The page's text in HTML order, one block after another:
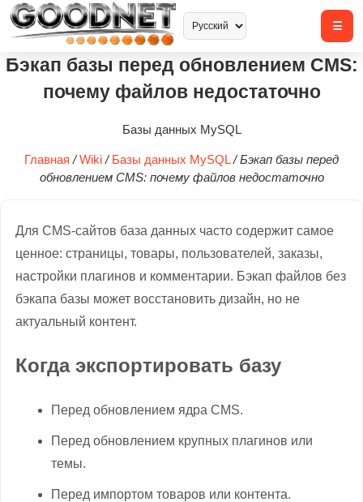
Бэкап базы перед обновлением CMS:
почему файлов недостаточно
Базы данных MySQL
Главная / Wiki / Базы данных MySQL / Бэкап базы перед
обновлением CMS: почему файлов недостаточно
Для CMS-сайтов база данных часто содержит самое
ценное: страницы, товары, пользователей, заказы,
настройки плагинов и комментарии. Бэкап файлов без
бэкапа базы может восстановить дизайн, но не
актуальный контент.
Когда экспортировать базу
Перед обновлением ядра CMS.
Перед обновлением крупных плагинов или
темы.
Перед импортом товаров или контента.